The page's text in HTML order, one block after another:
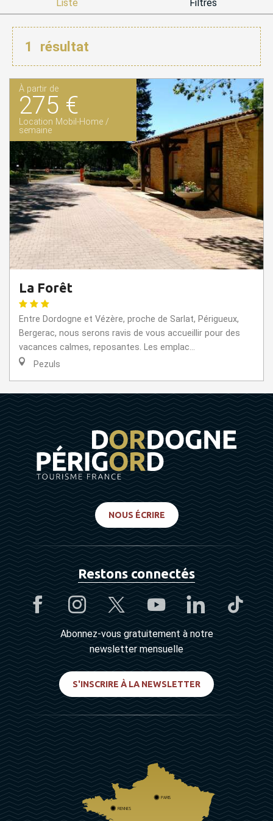
Liste Filtres
1 résultat
À partir de
275 €
Location Mobil-Home /
semaine
La Forêt
Entre Dordogne et Vézère, proche de Sarlat, Périgueux,
Bergerac, nous serons ravis de vous accueillir pour des
vacances calmes, reposantes. Les emplac...
Pezuls
NOUS ÉCRIRE
Restons connectés
Abonnez-vous gratuitement à notre
newsletter mensuelle
S'INSCRIRE À LA NEWSLETTER
PARIS
RENNES